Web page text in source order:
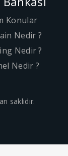
Konular
Nedir ?
Nedir ?
Nedir ?
saklıdır.